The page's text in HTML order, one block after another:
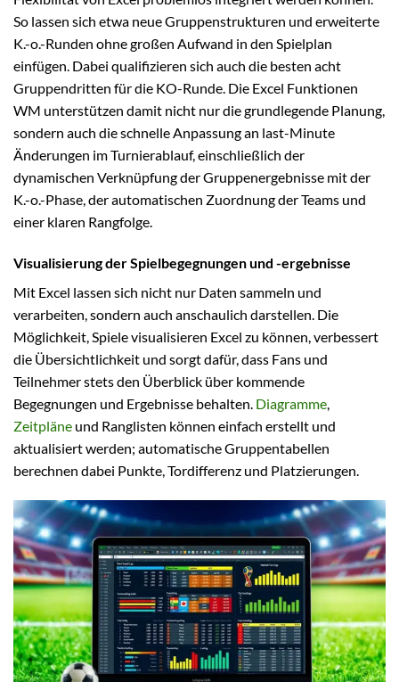
So lassen sich etwa neue Gruppenstrukturen und erweiterte
K.-o.-Runden ohne großen Aufwand in den Spielplan
einfügen. Dabei qualifizieren sich auch die besten acht
Gruppendritten für die KO-Runde. Die Excel Funktionen
WM unterstützen damit nicht nur die grundlegende Planung,
sondern auch die schnelle Anpassung an last-Minute
Änderungen im Turnierablauf, einschließlich der
dynamischen Verknüpfung der Gruppenergebnisse mit der
K.-o.-Phase, der automatischen Zuordnung der Teams und
einer klaren Rangfolge.
Visualisierung der Spielbegegnungen und -ergebnisse
Mit Excel lassen sich nicht nur Daten sammeln und
verarbeiten, sondern auch anschaulich darstellen. Die
Möglichkeit, Spiele visualisieren Excel zu können, verbessert
die Übersichtlichkeit und sorgt dafür, dass Fans und
Teilnehmer stets den Überblick über kommende
Begegnungen und Ergebnisse behalten. Diagramme,
Zeitpläne und Ranglisten können einfach erstellt und
aktualisiert werden; automatische Gruppentabellen
berechnen dabei Punkte, Tordifferenz und Platzierungen.